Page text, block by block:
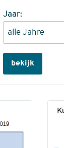
Jaar:
bekijk